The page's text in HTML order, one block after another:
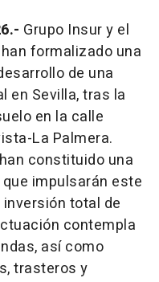
Grupo Insur y el
formalizado una
de una
en Sevilla, tras la
en la calle
La Palmera.
constituido una
impulsarán este
total de
contempla
así como
trasteros y